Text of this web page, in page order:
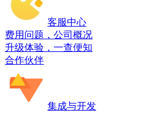
客服中心
费用问题，公司概况
升级体验，一查便知
合作伙伴
集成与开发